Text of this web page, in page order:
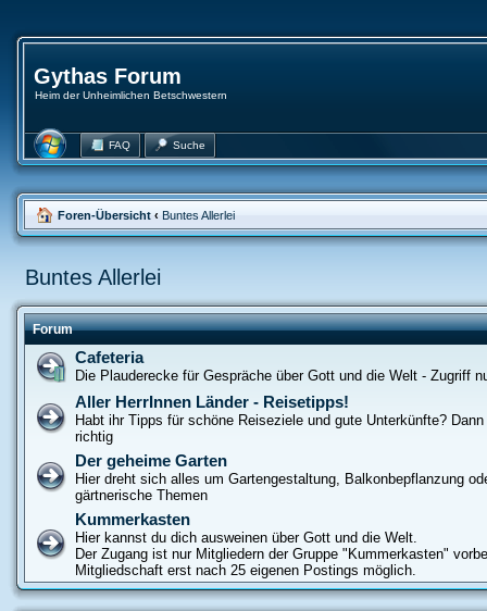
Gythas Forum
Heim der Unheimlichen Betschwestern
FAQ Suche
Foren-Übersicht ‹ Buntes Allerlei
Buntes Allerlei
Forum
Cafeteria
Die Plauderecke für Gespräche über Gott und die Welt - Zugriff
Aller HerrInnen Länder - Reisetipps!
Habt ihr Tipps für schöne Reiseziele und gute Unterkünfte?
richtig
Der geheime Garten
Hier dreht sich alles um Gartengestaltung, Balkonbepflanzung
gärtnerische Themen
Kummerkasten
Hier kannst du dich ausweinen über Gott und die Welt.
Der Zugang ist nur Mitgliedern der Gruppe "Kummerkasten"
Mitgliedschaft erst nach 25 eigenen Postings möglich.